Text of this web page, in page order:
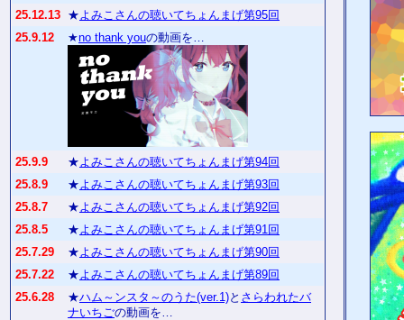
25.12.13 ★よみこさんの聴いてちょんまげ第95回
25.9.12
★no thank youの動画を…
25.9.9 ★よみこさんの聴いてちょんまげ第94回
25.8.9
★よみこさんの聴いてちょんまげ第93回
25.8.7
★よみこさんの聴いてちょんまげ第92回
25.8.5
★よみこさんの聴いてちょんまげ第91回
25.7.29
★よみこさんの聴いてちょんまげ第90回
25.7.22
★よみこさんの聴いてちょんまげ第89回
25.6.28
★ハム～ンスタ～のうた(ver.1)と さらわれたバ
ナいちごの動画を…